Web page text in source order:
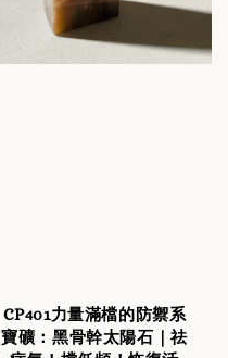
CP401力量滿檔的防禦系
寶礦：黑骨幹太陽石｜祛